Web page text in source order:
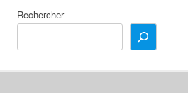
Rechercher